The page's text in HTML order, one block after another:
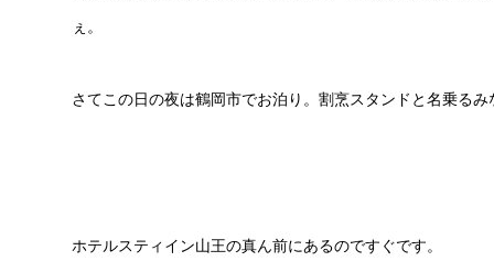
ぇ。
さてこの日の夜は鶴岡市でお泊り。割烹スタンドと名乗る
ホテルスティイン山王の真ん前にあるのですぐです。